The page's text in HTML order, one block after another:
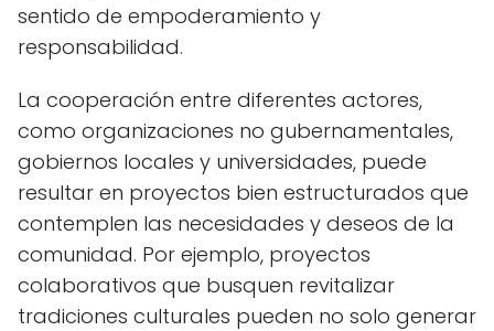
sentido de empoderamiento y
responsabilidad.
La cooperación entre diferentes actores,
como organizaciones no gubernamentales,
gobiernos locales y universidades, puede
resultar en proyectos bien estructurados que
contemplen las necesidades y deseos de la
comunidad. Por ejemplo, proyectos
colaborativos que busquen revitalizar
tradiciones culturales pueden no solo generar